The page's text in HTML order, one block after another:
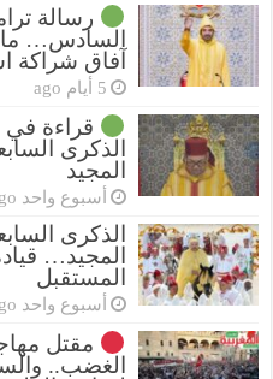
رسالة
السادس… ما
آفاق شراكة
5 أيام ago
قراءة في
الذكرى
المجيد
أسبوع واحد ago
الذكرى
المجيد…
المستقبل
أسبوع واحد ago
مقتل
الغضب..